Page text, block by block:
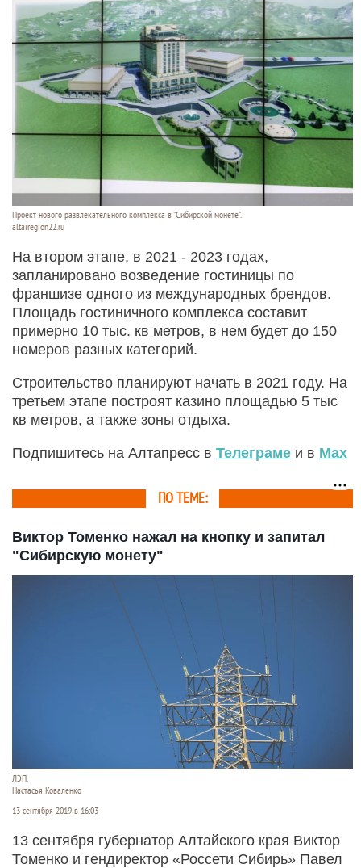
Проект нового развлекательного комплекса в "Сибирской монете".
altairegion22.ru
На втором этапе, в 2021 - 2023 годах,
запланировано возведение гостиницы по
франшизе одного из международных брендов.
Площадь гостиничного комплекса составит
примерно 10 тыс. кв метров, в нем будет до 150
номеров разных категорий.
Строительство планируют начать в 2021 году. На
третьем этапе построят казино площадью 5 тыс
кв метров, а также зоны отдыха.
Подпишитесь на Алтапресс в Телеграме и в Max
ПО ТЕМЕ:
Виктор Томенко нажал на кнопку и запитал
"Сибирскую монету"
ЛЭП.
Настасья Коваленко
13 сентября 2019 в 16:03
13 сентября губернатор Алтайского края Виктор
Томенко и гендиректор «Россети Сибирь» Павел